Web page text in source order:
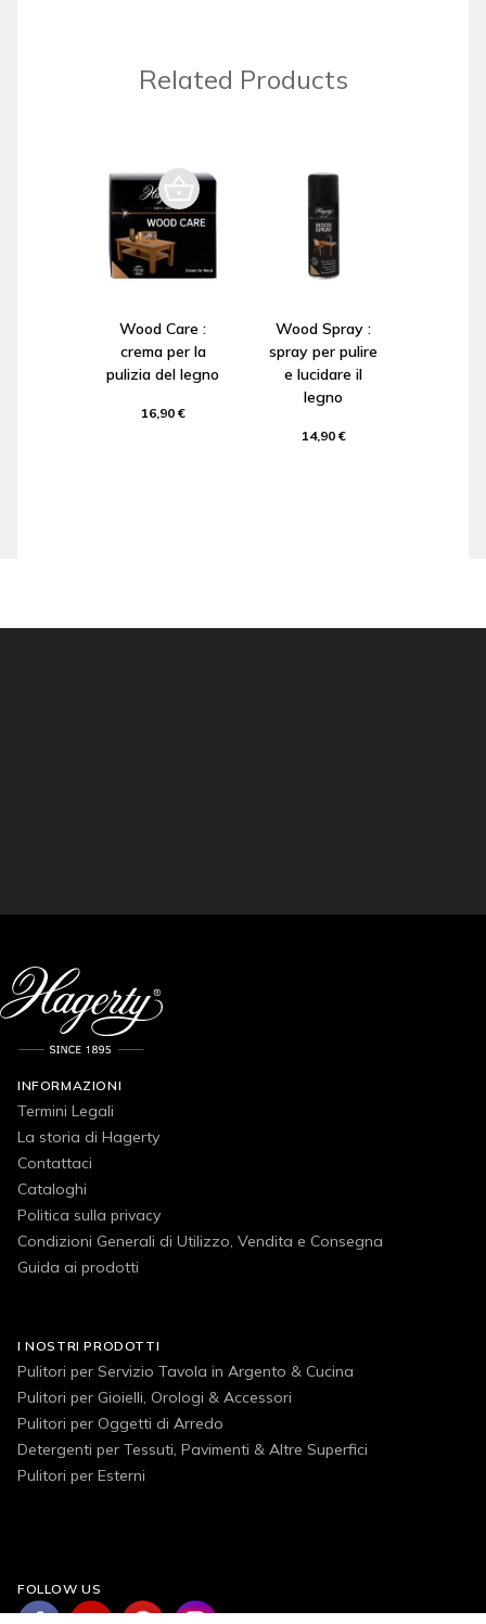
Related Products
Wood Care :
crema per la
pulizia del legno
16,90 €
Wood Spray :
spray per pulire
e lucidare il
legno
14,90 €
INFORMAZIONI
Termini Legali
La storia di Hagerty
Contattaci
Cataloghi
Politica sulla privacy
Condizioni Generali di Utilizzo, Vendita e Consegna
Guida ai prodotti
I NOSTRI PRODOTTI
Pulitori per Servizio Tavola in Argento & Cucina
Pulitori per Gioielli, Orologi & Accessori
Pulitori per Oggetti di Arredo
Detergenti per Tessuti, Pavimenti & Altre Superfici
Pulitori per Esterni
FOLLOW US